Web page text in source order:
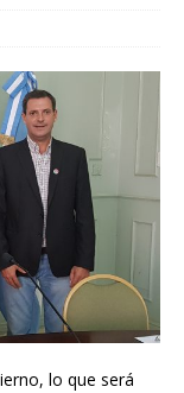
lo que será